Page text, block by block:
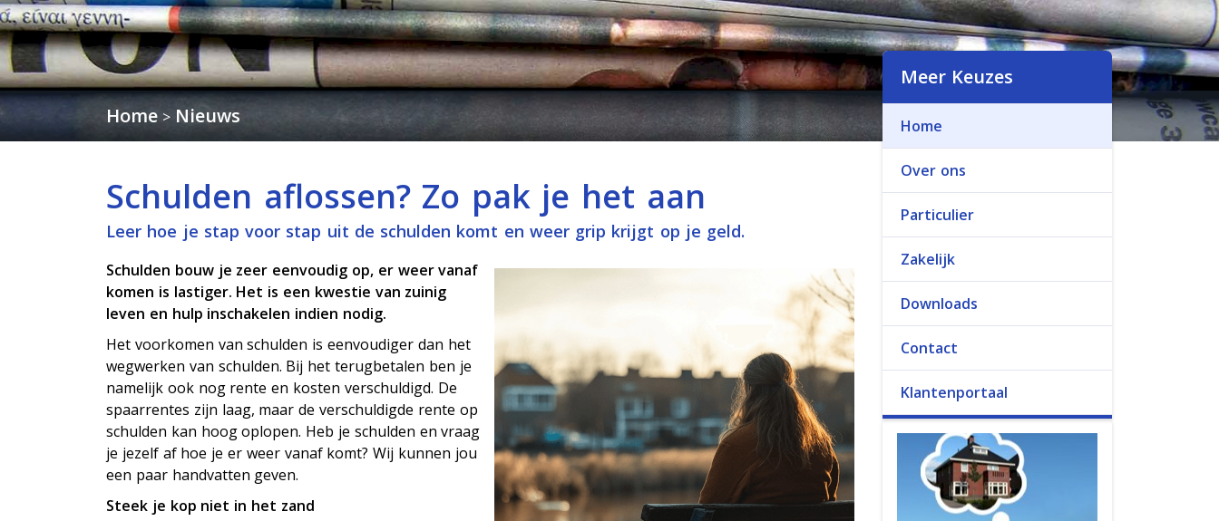
Home > Nieuws
Schulden aflossen? Zo pak je het aan
Leer hoe je stap voor stap uit de schulden komt en weer grip krijgt op je geld.
Schulden bouw je zeer eenvoudig op, er weer vanaf
komen is lastiger. Het is een kwestie van zuinig
leven en hulp inschakelen indien nodig.
Het voorkomen van schulden is eenvoudiger dan het
wegwerken van schulden. Bij het terugbetalen ben je
namelijk ook nog rente en kosten verschuldigd. De
spaarrentes zijn laag, maar de verschuldigde rente op
schulden kan hoog oplopen. Heb je schulden en vraag
je jezelf af hoe je er weer vanaf komt? Wij kunnen jou
een paar handvatten geven.
Steek je kop niet in het zand
Meer Keuzes
Home
Over ons
Particulier
Zakelijk
Downloads
Contact
Klantenportaal